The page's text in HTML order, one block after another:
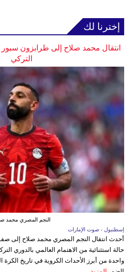
إخترنا لك
انتقال محمد صلاح إلى طرابزون سبور
التركي
النجم المصري محمد
إسطنبول - صوت الإمارات
أحدث انتقال النجم المصري محمد صلاح إلى
حالة استثنائية من الاهتمام العالمي بالدوري
واحدة من أبرز الأحداث الكروية في تاريخ